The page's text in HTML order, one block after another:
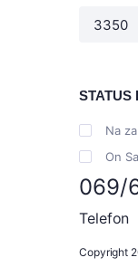
Minimalna
Maksimalna
STATUS
Na
On
069/
Telefon
Copyright